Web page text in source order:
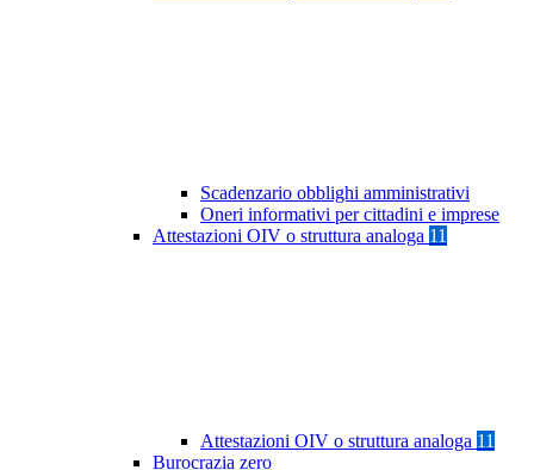
Scadenzario obblighi amministrativi
Oneri informativi per cittadini e imprese
Attestazioni OIV o struttura analoga 11
Attestazioni OIV o struttura analoga 11
Burocrazia zero